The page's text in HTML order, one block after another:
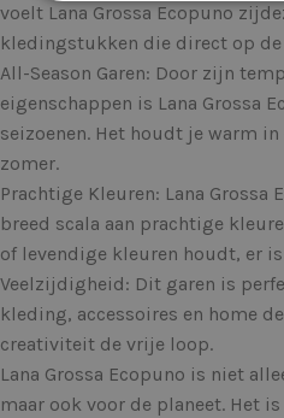
voelt Lana Grossa Ecopuno
kledingstukken die direct op
All-Season Garen: Door zijn
eigenschappen is Lana Grossa
seizoenen. Het houdt je warm
zomer.
Prachtige Kleuren: Lana
breed scala aan prachtige
of levendige kleuren houdt, er
Veelzijdigheid: Dit garen is
kleding, accessoires en home
creativiteit de vrije loop.
Lana Grossa Ecopuno is niet
maar ook voor de planeet. Het